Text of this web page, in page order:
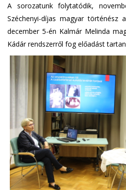
A sorozatunk folytatódik,
Széchenyi-díjas magyar történész
december 5-én Kalmár Melinda
Kádár rendszerről fog előadást